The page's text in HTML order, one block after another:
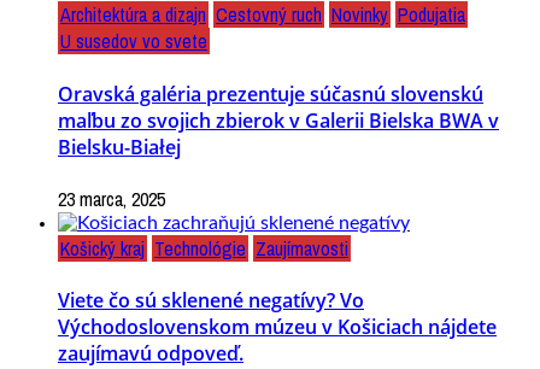
Architektúra a dizajn Cestovný ruch Novinky Podujatia
U susedov vo svete
Oravská galéria prezentuje súčasnú slovenskú
maľbu zo svojich zbierok v Galerii Bielska BWA v
Bielsku-Białej
23 marca, 2025
Košický kraj Technológie Zaujímavosti
Viete čo sú sklenené negatívy? Vo
Východoslovenskom múzeu v Košiciach nájdete
zaujímavú odpoveď.